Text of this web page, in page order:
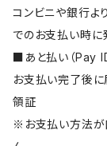
コンビニや銀行よ
でのお支払い時
■あと払い（Pay
お支払い完了後に
領証
※お支払い方法が